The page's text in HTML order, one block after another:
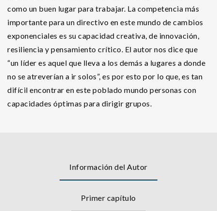
como un buen lugar para trabajar. La competencia más
importante para un directivo en este mundo de cambios
exponenciales es su capacidad creativa, de innovación,
resiliencia y pensamiento crítico. El autor nos dice que
“un líder es aquel que lleva a los demás a lugares a donde
no se atreverían a ir solos”, es por esto por lo que, es tan
difícil encontrar en este poblado mundo personas con
capacidades óptimas para dirigir grupos.
Información del Autor
Primer capítulo